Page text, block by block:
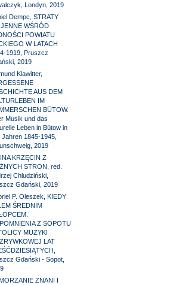
Londyn, 2019
Dempc, STRATY
WŚRÓD
POWIATU
W LATACH
1919, Pruszcz
2019
Klawitter,
AUS DEM
IM
BÜTOW.
Musik und das
Leben in Bütow in
Jahren 1845-1945,
2019
KRZĘCIN Z
STRON, red.
Chludziński,
Gdański, 2019
P. Oleszek, KIEDY
ŚREDNIM
Z SOPOTU
MUZYKI
LAT
Gdański - Sopot,
ZNANI I